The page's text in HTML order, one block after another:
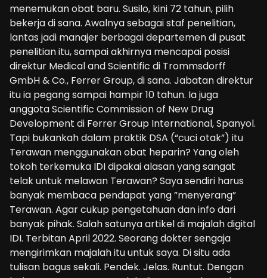
menemukan obat baru. Susilo, kini 72 tahun, pilih
bekerja di sana. Awalnya sebagai staf penelitian,
lantas jadi manajer berbagai departemen di pusat
penelitian itu, sampai akhirnya mencapai posisi
direktur Medical and Scientific di Trommsdorff
GmbH & Co., Ferrer Group, di sana. Jabatan direktur
itu ia pegang sampai hampir 10 tahun. Ia juga
anggota Scientific Commission of New Drug
Development di Ferrer Group International, Spanyol.
Tapi bukankah dalam praktik DSA (“cuci otak”) itu
Terawan menggunakan obat heparin? Yang oleh
tokoh terkemuka IDI dipakai alasan yang sangat
telak untuk melawan Terawan? Saya sendiri harus
banyak membaca pendapat yang ”menyerang”
Terawan. Agar cukup pengetahuan dan info dari
banyak pihak. Salah satunya artikel di majalah digital
IDI. Terbitan April 2022. Seorang dokter sengaja
mengirimkan majalah itu untuk saya. Di situ ada
tulisan bagus sekali. Pendek. Jelas. Runtut. Dengan